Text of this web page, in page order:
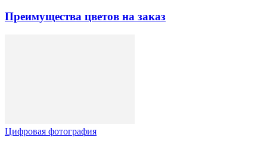
Преимущества цветов на заказ
Цифровая фотография